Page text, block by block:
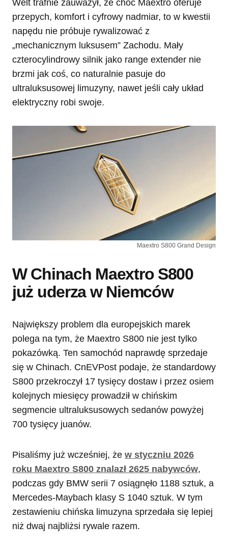
Welt trafnie zauważył, że choć Maextro oferuje
przepych, komfort i cyfrowy nadmiar, to w kwestii
napędu nie próbuje rywalizować z
„mechanicznym luksusem” Zachodu. Mały
czterocylindrowy silnik jako range extender nie
brzmi jak coś, co naturalnie pasuje do
ultraluksusowej limuzyny, nawet jeśli cały układ
elektryczny robi swoje.
Maextro S800 Grand Design
W Chinach Maextro S800
już uderza w Niemców
Największy problem dla europejskich marek
polega na tym, że Maextro S800 nie jest tylko
pokazówką. Ten samochód naprawdę sprzedaje
się w Chinach. CnEVPost podaje, że standardowy
S800 przekroczył 17 tysięcy dostaw i przez osiem
kolejnych miesięcy prowadził w chińskim
segmencie ultraluksusowych sedanów powyżej
700 tysięcy juanów.
Pisaliśmy już wcześniej, że w styczniu 2026
roku Maextro S800 znalazł 2625 nabywców,
podczas gdy BMW serii 7 osiągnęło 1188 sztuk, a
Mercedes-Maybach klasy S 1040 sztuk. W tym
zestawieniu chińska limuzyna sprzedała się lepiej
niż dwaj najbliżsi rywale razem.